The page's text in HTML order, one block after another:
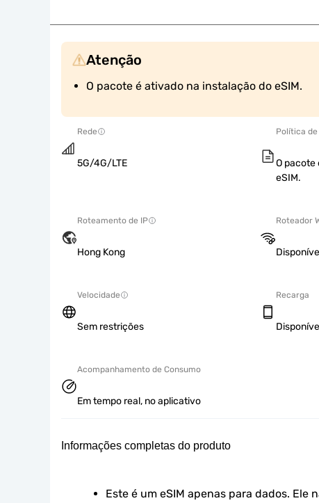
Atenção
O pacote é ativado na instalação do eSIM.
Rede
5G/4G/LTE
Política
O pacote
eSIM.
Roteamento de IP
Hong Kong
Roteador
Velocidade
Sem restrições
Recarga
Acompanhamento de Consumo
Em tempo real, no aplicativo
Informações completas do produto
Este é um eSIM apenas para dados. Ele